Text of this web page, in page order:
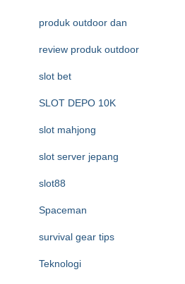
produk outdoor dan
review produk outdoor
slot bet
SLOT DEPO 10K
slot mahjong
slot server jepang
slot88
Spaceman
survival gear tips
Teknologi